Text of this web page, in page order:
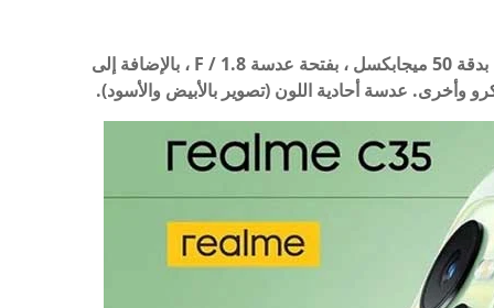
تتكون الكاميرا الخلفية للهاتف من 3 عدسات رئيسية بدقة 50 ميجابكسل ، بفتحة عدسة F / 1.8 ، بالإضافة إلى